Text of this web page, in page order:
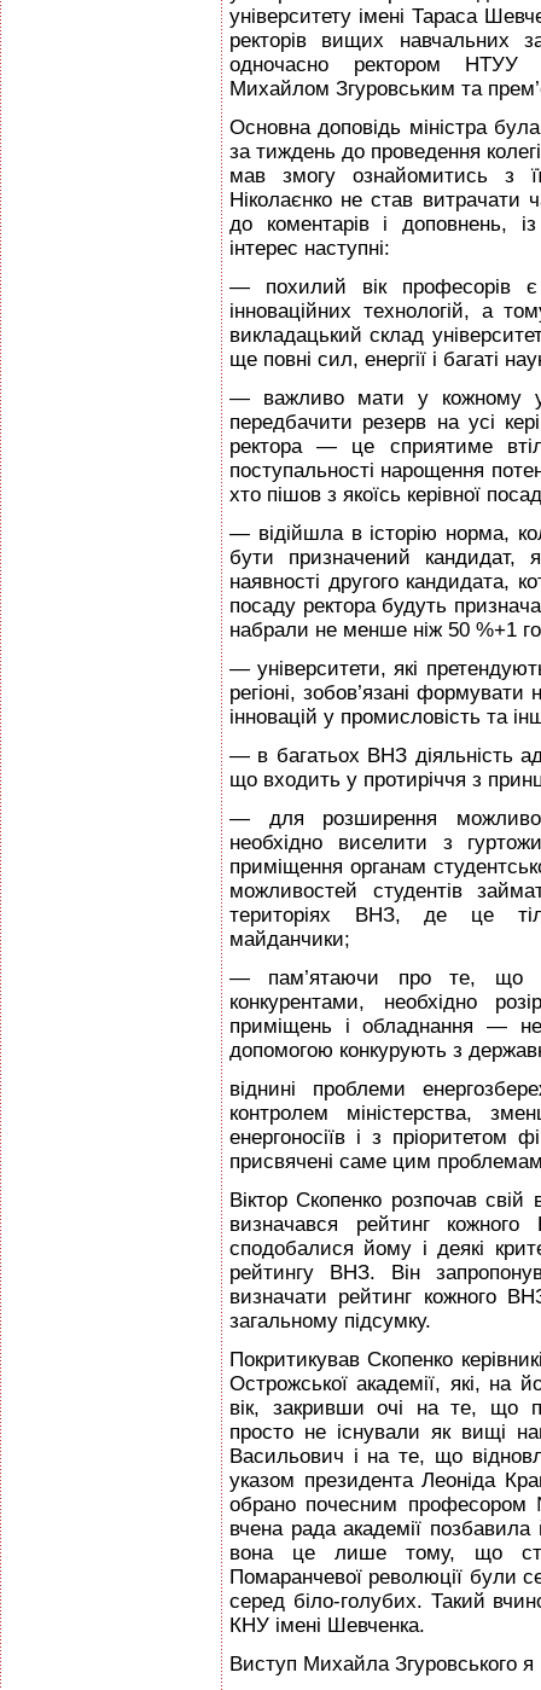
університету імені Тараса
ректорів вищих навчальних
одночасно ректором НТУУ
Михайлом Згуровським та
Основна доповідь міністра
за тиждень до проведення
мав змогу ознайомитись з
Ніколаєнко не став витрачати
до коментарів і доповнень,
інтерес наступні:
— похилий вік професорів
інноваційних технологій, а
викладацький склад
ще повні сил, енергії і багаті
— важливо мати у кожному
передбачити резерв на усі
ректора — це сприятиме
поступальності нарощення
хто пішов з якоїсь керівної
— відійшла в історію норма,
бути призначений
наявності другого кандидата,
посаду ректора будуть
набрали не менше ніж 50 %+1
— університети, які
регіоні, зобов’язані
інновацій у промисловість та
— в багатьох ВНЗ діяльність
що входить у протиріччя з
— для розширення
необхідно виселити з
примiщення органам
можливостей студентів
територіях ВНЗ, де це
майданчики;
— пам’ятаючи про те, що
конкурентами, необхідно
приміщень і обладнання —
допомогою конкурують з
віднині проблеми
контролем міністерства,
енергоносіїв і з пріоритетом
присвячені саме цим
Віктор Скопенко розпочав
визначався рейтинг
сподобалися йому і деякі
рейтингу ВНЗ. Він
визначати рейтинг кожного
загальному підсумку.
Покритикував Скопенко
Острожської академії, які, на
вік, закривши очі на те, що
просто не існували як вищі
Васильович і на те, що
указом президента Леоніда
обрано почесним професором
вчена рада академії
вона це лише тому, що
Помаранчевої революції були
серед біло-голубих. Такий
КНУ імені Шевченка.
Виступ Михайла Згуровського